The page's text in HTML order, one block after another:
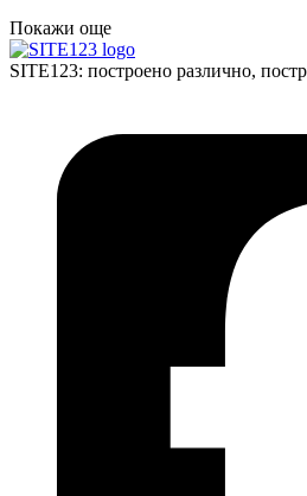
Покажи още
SITE123: построено различно,